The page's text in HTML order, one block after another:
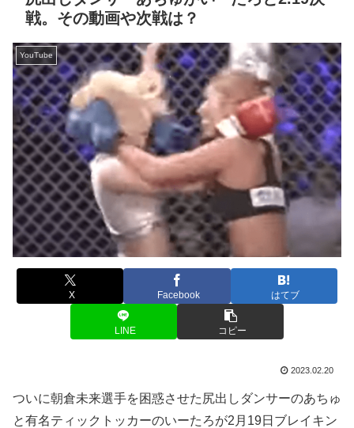
戦。その動画や次戦は？
YouTube
X Facebook はてブ
LINE コピー
2023.02.20
ついに朝倉未来選手を困惑させた尻出しダンサーのあちゅ
と有名ティックトッカーのいーたろが2月19日ブレイキン